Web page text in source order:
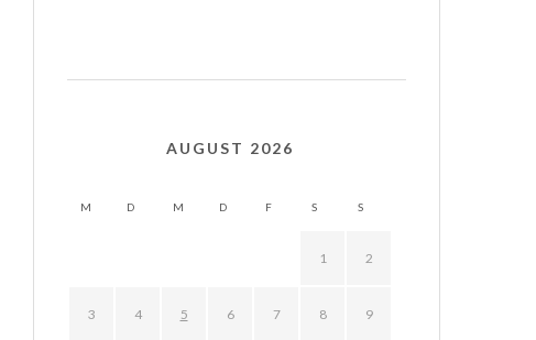
AUGUST 2026
M D M D F S S
1 2
3 4 5 6 7 8 9